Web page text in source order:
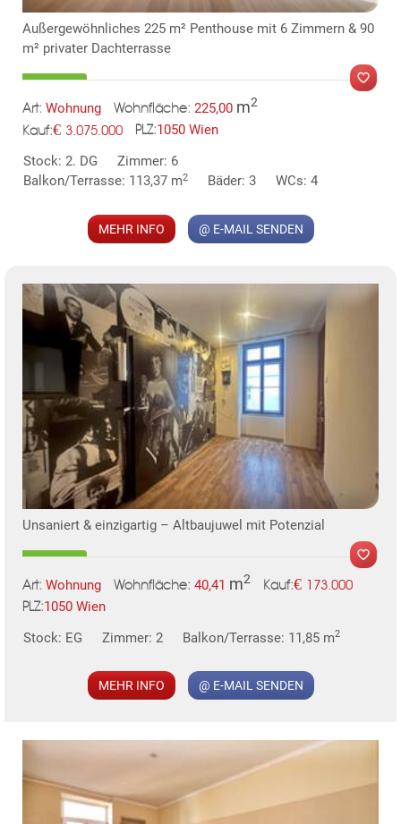
KLIS
Außergewöhnliches 225 m² Penthouse mit 6 Zimmern & 90
m² privater Dachterrasse
Art: Wohnung Wohnfläche: 225,00 m2
Kauf:€ 3.075.000 PLZ:1050 Wien
Stock: 2. DG
Zimmer: 6
Balkon/Terrasse: 113,37 m2 Bäder: 3 WCs: 4
MEHR INFO @ E-MAIL SENDEN
Unsaniert & einzigartig – Altbaujuwel mit Potenzial
Art: Wohnung Wohnfläche: 40,41 m2 Kauf:€ 173.000
PLZ:1050 Wien
Stock: EG
Zimmer: 2 Balkon/Terrasse: 11,85 m2
MEHR INFO @ E-MAIL SENDEN